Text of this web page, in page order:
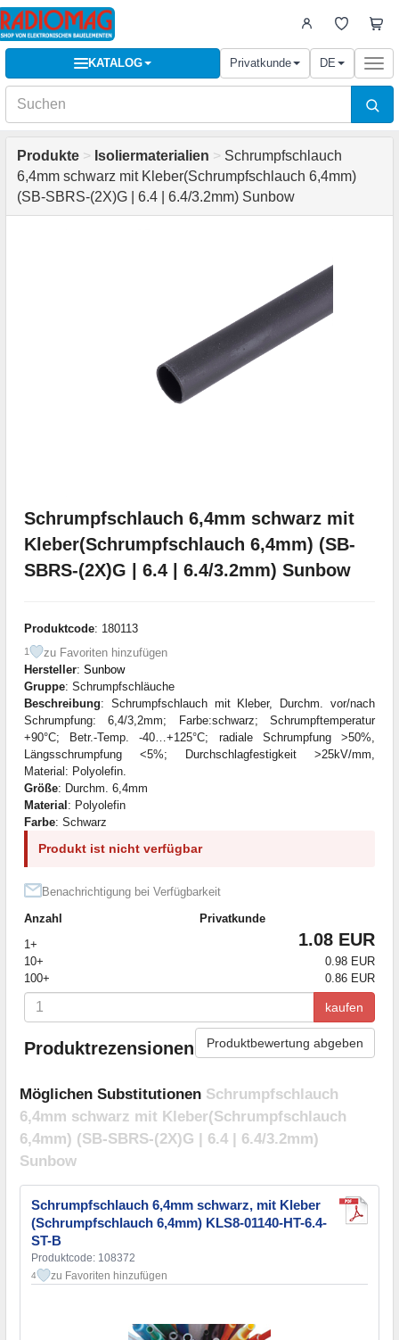
KATALOG Privatkunde DE
Produkte > Isoliermaterialien > Schrumpfschlauch
6,4mm schwarz mit Kleber(Schrumpfschlauch 6,4mm)
(SB-SBRS-(2X)G | 6.4 | 6.4/3.2mm) Sunbow
Schrumpfschlauch 6,4mm schwarz mit
Kleber(Schrumpfschlauch 6,4mm) (SB-
SBRS-(2X)G | 6.4 | 6.4/3.2mm) Sunbow
Produktcode: 180113
1
zu Favoriten hinzufügen
Hersteller: Sunbow
Gruppe: Schrumpfschläuche
Beschreibung: Schrumpfschlauch mit Kleber, Durchm. vor/nach
Schrumpfung: 6,4/3,2mm; Farbe:schwarz; Schrumpftemperatur
+90°C; Betr.-Temp. -40…+125°C; radiale Schrumpfung >50%,
Längsschrumpfung <5%; Durchschlagfestigkeit >25kV/mm,
Material: Polyolefin.
Größe: Durchm. 6,4mm
Material: Polyolefin
Farbe: Schwarz
Produkt ist nicht verfügbar
Benachrichtigung bei Verfügbarkeit
Anzahl
Privatkunde
1+
1.08 EUR
10+
0.98 EUR
100+
0.86 EUR
kaufen
Produktrezensionen Produktbewertung abgeben
Möglichen Substitutionen Schrumpfschlauch
6,4mm schwarz mit Kleber(Schrumpfschlauch
6,4mm) (SB-SBRS-(2X)G | 6.4 | 6.4/3.2mm)
Sunbow
Schrumpfschlauch 6,4mm schwarz, mit Kleber
(Schrumpfschlauch 6,4mm) KLS8-01140-HT-6.4-
ST-B
Produktcode: 108372
4 zu Favoriten hinzufügen